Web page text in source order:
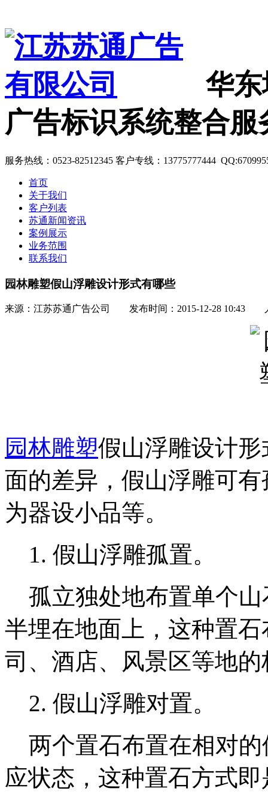
华
广告标识系统整合服
服务热线：0523-82512345 客户专线：13775777444
首页
关于我们
客户列表
苏通新闻资讯
案例展示
业务范围
联系我们
园林雕塑假山浮雕设计形式有哪些
来源：江苏苏通广告公司 发布时间：2015-12-28 10:43
园林雕塑假山浮雕设计
面的差异，假山浮雕可
为器设小品等。
1. 假山浮雕孤置。
孤立独处地布置单个山
半埋在地面上，这种置
司、酒店、风景区等地
2. 假山浮雕对置。
两个置石布置在相对的
应状态，这种置石方式